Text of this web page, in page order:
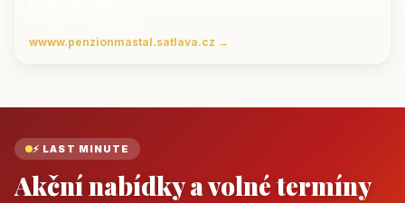
wwww.penzionmastal.satlava.cz →
⚡ LAST MINUTE
Akční nabídky a volné termíny